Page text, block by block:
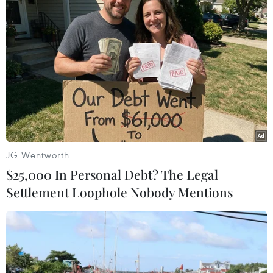
Minh phải tính đến việc lo đồng bộ việc làm, nơi ở, an
sinh và vaccine để “giữ chân” người lao động từ các
địa phương ở lại thành phố làm việc.
Cục Hàng không yêu cầu các hãng bay
JG Wentworth
$25,000 In Personal Debt? The Legal
Settlement Loophole Nobody Mentions